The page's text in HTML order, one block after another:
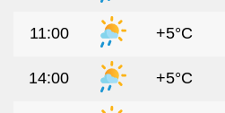
11:00 +5°C
14:00 +5°C